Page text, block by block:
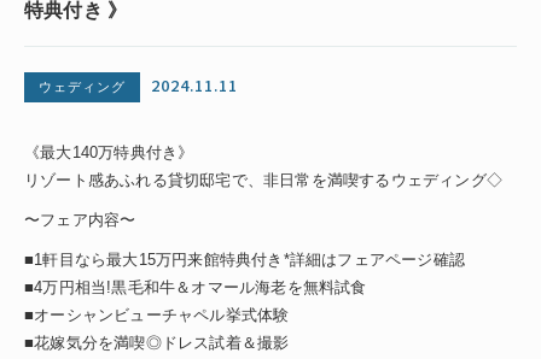
特典付き 》
ウェディング 2024.11.11
《最大140万特典付き》
リゾート感あふれる貸切邸宅で、非日常を満喫するウェディング◇
〜フェア内容〜
■1軒目なら最大15万円来館特典付き*詳細はフェアページ確認
■4万円相当!黒毛和牛＆オマール海老を無料試食
■オーシャンビューチャペル挙式体験
■花嫁気分を満喫◎ドレス試着＆撮影